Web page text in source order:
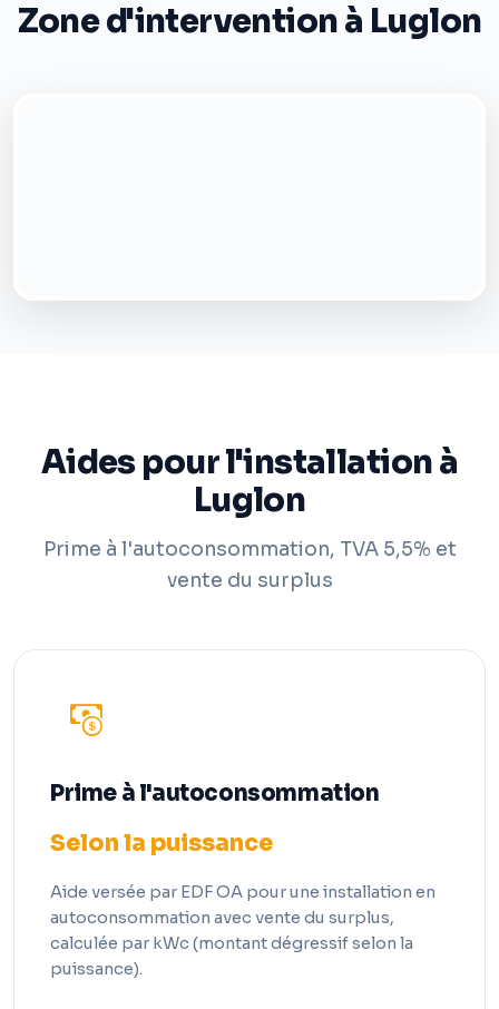
Zone d'intervention à Luglon
Aides pour l'installation à
Luglon
Prime à l'autoconsommation, TVA 5,5% et
vente du surplus
Prime à l'autoconsommation
Selon la puissance
Aide versée par EDF OA pour une installation en
autoconsommation avec vente du surplus,
calculée par kWc (montant dégressif selon la
puissance).